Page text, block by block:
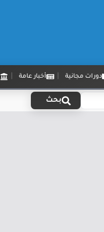
دورات مجانية أخبار عامة
بحث